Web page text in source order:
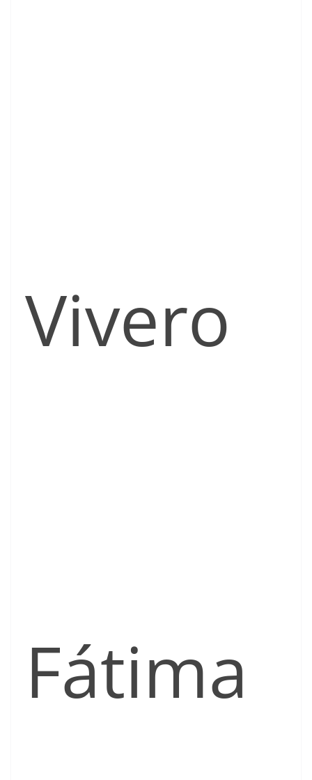
Vivero
Fátima